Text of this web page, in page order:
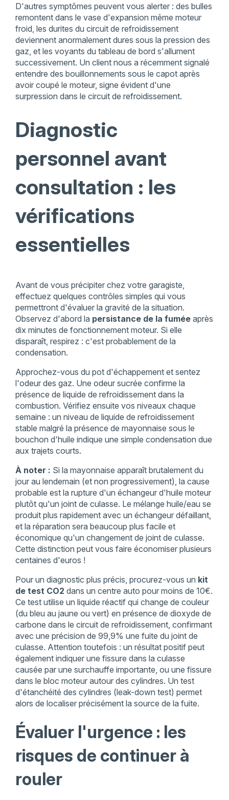
D'autres symptômes peuvent vous alerter : des bulles
remontent dans le vase d'expansion même moteur
froid, les durites du circuit de refroidissement
deviennent anormalement dures sous la pression des
gaz, et les voyants du tableau de bord s'allument
successivement. Un client nous a récemment signalé
entendre des bouillonnements sous le capot après
avoir coupé le moteur, signe évident d'une
surpression dans le circuit de refroidissement.
Diagnostic
personnel avant
consultation : les
vérifications
essentielles
Avant de vous précipiter chez votre garagiste,
effectuez quelques contrôles simples qui vous
permettront d'évaluer la gravité de la situation.
Observez d'abord la persistance de la fuméeaprès
dix minutes de fonctionnement moteur. Si elle
disparaît, respirez : c'est probablement de la
condensation.
Approchez-vous du pot d'échappement et sentez
l'odeur des gaz. Une odeur sucrée confirme la
présence de liquide de refroidissement dans la
combustion. Vérifiez ensuite vos niveaux chaque
semaine : un niveau de liquide de refroidissement
stable malgré la présence de mayonnaise sous le
bouchon d'huile indique une simple condensation due
aux trajets courts.
À noter : Si la mayonnaise apparaît brutalement du
jour au lendemain (et non progressivement), la cause
probable est la rupture d'un échangeur d'huile moteur
plutôt qu'un joint de culasse. Le mélange huile/eau se
produit plus rapidement avec un échangeur défaillant,
et la réparation sera beaucoup plus facile et
économique qu'un changement de joint de culasse.
Cette distinction peut vous faire économiser plusieurs
centaines d'euros !
Pour un diagnostic plus précis, procurez-vous un kit
de test CO2 dans un centre auto pour moins de 10€.
Ce test utilise un liquide réactif qui change de couleur
(du bleu au jaune ou vert) en présence de dioxyde de
carbone dans le circuit de refroidissement, confirmant
avec une précision de 99,9% une fuite du joint de
culasse. Attention toutefois : un résultat positif peut
également indiquer une fissure dans la culasse
causée par une surchauffe importante, ou une fissure
dans le bloc moteur autour des cylindres. Un test
d'étanchéité des cylindres (leak-down test) permet
alors de localiser précisément la source de la fuite.
Évaluer l'urgence : les
risques de continuer à
rouler